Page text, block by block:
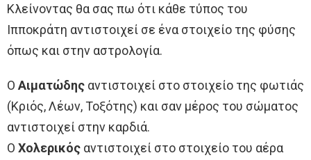
Κλείνοντας θα σας πω ότι κάθε τύπος του
Ιπποκράτη αντιστοιχεί σε ένα στοιχείο της φύσης
όπως και στην αστρολογία.
Ο Αιματώδης αντιστοιχεί στο στοιχείο της φωτιάς
(Κριός, Λέων, Τοξότης) και σαν μέρος του σώματος
αντιστοιχεί στην καρδιά.
Ο Χολερικός αντιστοιχεί στο στοιχείο του αέρα